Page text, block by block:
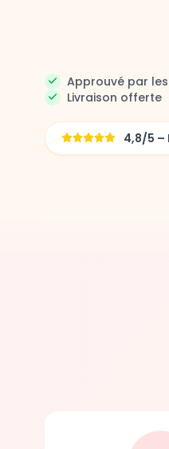
Approuvé par
Livraison offerte
4,8/5 –